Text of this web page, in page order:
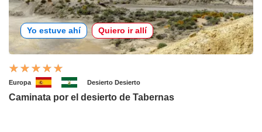
Yo estuve ahí Quiero ir allí
Europa Desierto Desierto
Caminata por el desierto de Tabernas